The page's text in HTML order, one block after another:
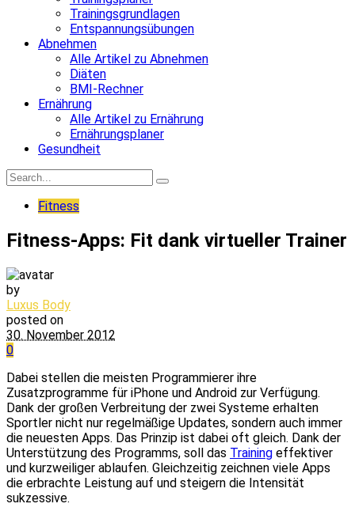
Trainingsgrundlagen
Entspannungsübungen
Abnehmen
Alle Artikel zu Abnehmen
Diäten
BMI-Rechner
Ernährung
Alle Artikel zu Ernährung
Ernährungsplaner
Gesundheit
Fitness
Fitness-Apps: Fit dank virtueller Trainer
by
Luxus Body
posted on
30. November 2012
0
Dabei stellen die meisten Programmierer ihre
Zusatzprogramme für iPhone und Android zur Verfügung.
Dank der großen Verbreitung der zwei Systeme erhalten
Sportler nicht nur regelmäßige Updates, sondern auch immer
die neuesten Apps. Das Prinzip ist dabei oft gleich. Dank der
Unterstützung des Programms, soll das Training effektiver
und kurzweiliger ablaufen. Gleichzeitig zeichnen viele Apps
die erbrachte Leistung auf und steigern die Intensität
sukzessive.